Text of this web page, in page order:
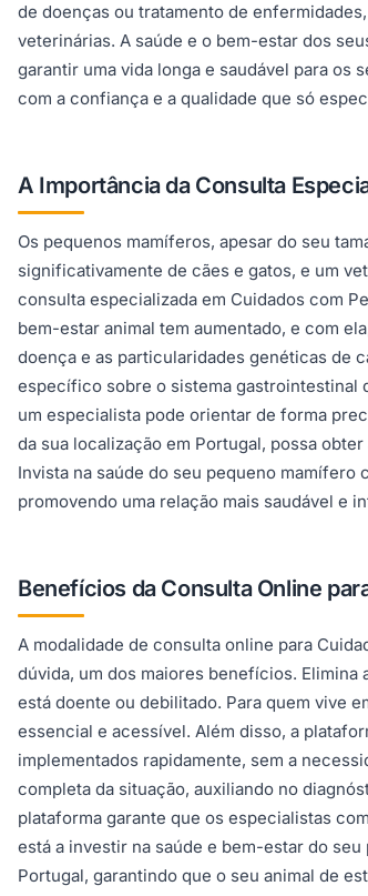
de doenças ou tratamento de
veterinárias. A saúde e o bem-estar dos
garantir uma vida longa e saudável para os
com a confiança e a qualidade que só
A Importância da Consulta
Os pequenos mamíferos, apesar do seu
significativamente de cães e gatos, e um
consulta especializada em Cuidados com
bem-estar animal tem aumentado, e com
doença e as particularidades genéticas de
específico sobre o sistema gastrointestinal
um especialista pode orientar de forma
da sua localização em Portugal, possa
Invista na saúde do seu pequeno
promovendo uma relação mais saudável e
Benefícios da Consulta Online
A modalidade de consulta online para
dúvida, um dos maiores benefícios.
está doente ou debilitado. Para quem vive
essencial e acessível. Além disso, a
implementados rapidamente, sem a
completa da situação, auxiliando no
plataforma garante que os especialistas
está a investir na saúde e bem-estar do
Portugal, garantindo que o seu animal de